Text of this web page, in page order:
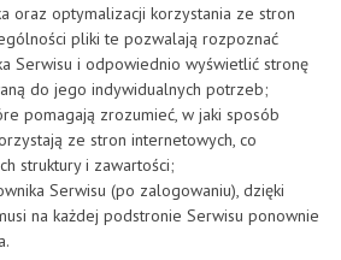
oraz optymalizacji korzystania ze stron
pliki te pozwalają rozpoznać
Serwisu i odpowiednio wyświetlić stronę
do jego indywidualnych potrzeb;
pomagają zrozumieć, w jaki sposób
ze stron internetowych, co
struktury i zawartości;
Serwisu (po zalogowaniu), dzięki
na każdej podstronie Serwisu ponownie